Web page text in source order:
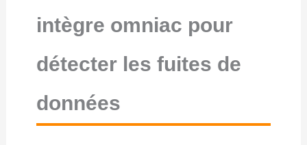
intègre omniac pour
détecter les fuites de
données